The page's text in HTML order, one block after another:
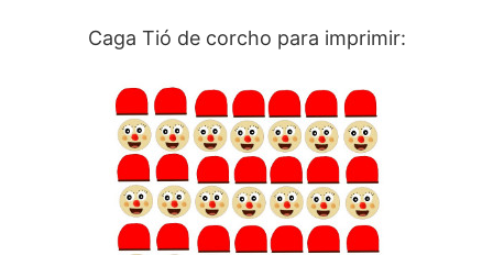
Caga Tió de corcho para imprimir: